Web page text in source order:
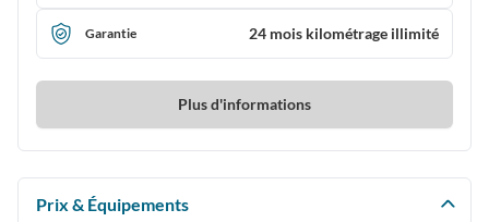
Garantie 24 mois kilométrage illimité
Plus d'informations
Prix & Équipements